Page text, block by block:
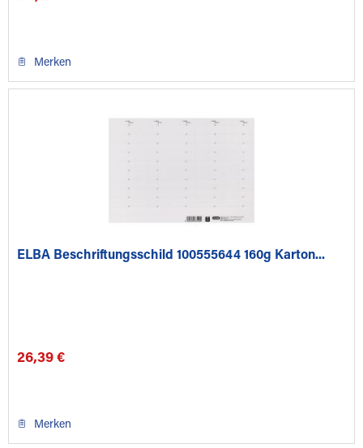
Merken
ELBA Beschriftungsschild 100555644 160g Karton...
26,39 €
Merken